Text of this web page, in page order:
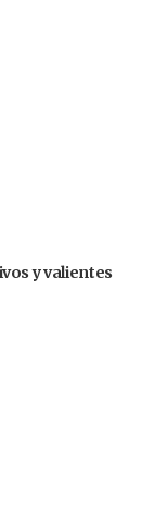
y valientes